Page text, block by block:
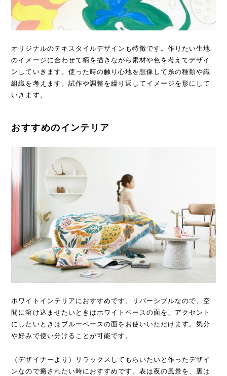
オリジナルのテキスタイルデザインも特徴です。作りたい生地
のイメージに合わせて柄を描きながら素材や色を考えてデザイ
ンしていきます。使った時の触り心地を想像して糸の種類や織
組織を考えます。試作や調整を繰り返してイメージを形にして
いきます。
おすすめのインテリア
ホワイトインテリアにおすすめです。リバーシブルなので、空
間に溶け込ませたいときはホワイトベースの面を、アクセント
にしたいときはブルーベースの面をお使いいただけます。気分
や好みで使い分けることが可能です。
（デザイナーより）リラックスしてもらいたいと作ったデザイ
ンなので癒されたい時におすすめです。表は夜の風景を、裏は